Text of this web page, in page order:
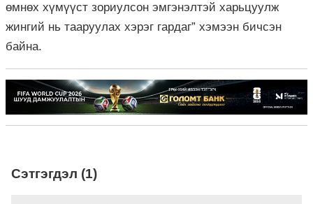
өмнөх хүмүүст зориулсон эмгэнэлтэй харьцуулж
жингий нь тааруулах хэрэг гардаг” хэмээн бичсэн
байна.
Сэтгэгдэл (1)